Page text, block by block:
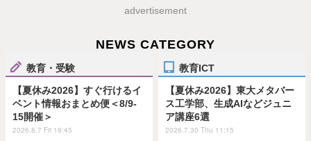
advertisement
NEWS CATEGORY
教育・受験
【夏休み2026】すぐ行けるイ
ベント情報おまとめ便＜8/9-
15開催＞
2026.8.7 Fri 19:45
教育ICT
【夏休み2026】東大メタバー
ス工学部、生成AIなどジュニ
ア講座6選
2026.7.30 Thu 11:15